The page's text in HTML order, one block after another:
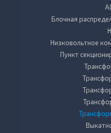
Блочная
Низковольтное
Пункт